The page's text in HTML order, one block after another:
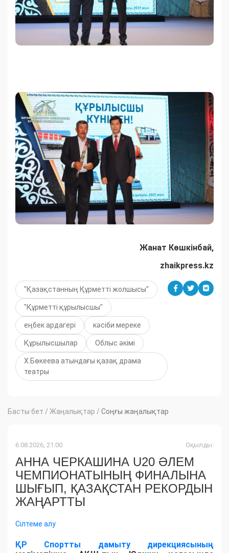
Жанат Көшкінбай,
zhaikpress.kz
"Қазақстанның Құрметті жолшысы"
"Құрметті құрылысшы"
еңбек ардагері кәсіби мереке
Құрылысшылар Облыс әкімі
Х.Бөкеева атындағы қазақ драма
театры
Басты бет / Жаңалықтар / Соңғы жаңалықтар
6.08.2026, 21:00 Оқылды:
АННА ЧЕРКАШИНА U20 ӘЛЕМ
ЧЕМПИОНАТЫНЫҢ ФИНАЛЫНА
ШЫҒЫП, ҚАЗАҚСТАН РЕКОРДЫН
ЖАҢАРТТЫ
Сілтеме алу
ҚР Спортты дамыту дирекциясының